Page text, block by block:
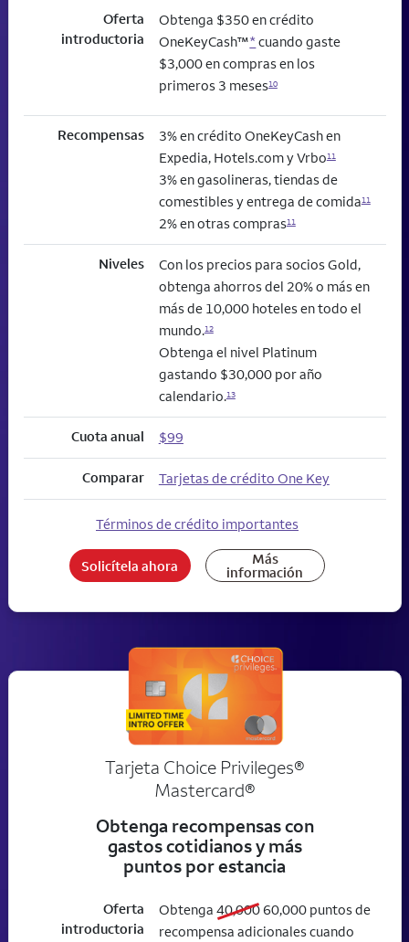
Oferta
introductoria
Obtenga $350 en crédito
OneKeyCash™* cuando gaste
$3,000 en compras en los
primeros 3 meses10
Recompensas
3% en crédito OneKeyCash en
Expedia, Hotels.com y Vrbo11
3% en gasolineras, tiendas de
comestibles y entrega de comida11
2% en otras compras11
Niveles
Con los precios para socios Gold,
obtenga ahorros del 20% o más en
más de 10,000 hoteles en todo el
mundo.12
Obtenga el nivel Platinum
gastando $30,000 por año
calendario.13
Cuota anual $99
Comparar Tarjetas de crédito One Key
Términos de crédito importantes
Solicítela ahora Más
información
Tarjeta Choice Privileges®
Mastercard®
Obtenga recompensas con
gastos cotidianos y más
puntos por estancia
Oferta
introductoria
Obtenga 40,000old bonus
60,000new bonus
puntos de
recompensa adicionales cuando